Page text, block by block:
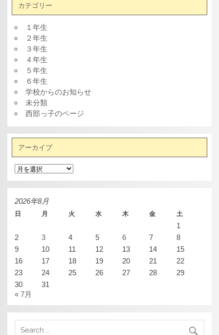
カテゴリー
１年生
２年生
３年生
４年生
５年生
６年生
学校からのお知らせ
未分類
西部っ子のページ
アーカイブ
ア
ー
カ
イ
ブ
2026年8月
日 月 火 水 木 金 土
1
2
3 4 5 6 7
8
9
10 11 12 13 14
15
16
17 18 19 20 21
22
23
24 25 26 27 28
29
30
31
« 7月